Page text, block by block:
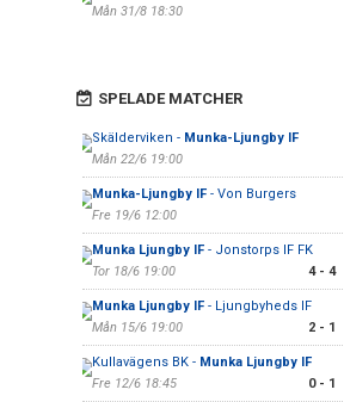
Mån 31/8 18:30
SPELADE MATCHER
Skälderviken - Munka-Ljungby IF
Mån 22/6 19:00
Munka-Ljungby IF- Von Burgers
Fre 19/6 12:00
Munka Ljungby IF- Jonstorps IF FK
Tor 18/6 19:00
4 - 4
Munka Ljungby IF- Ljungbyheds IF
Mån 15/6 19:00
2 - 1
Kullavägens BK - Munka Ljungby IF
Fre 12/6 18:45
0 - 1